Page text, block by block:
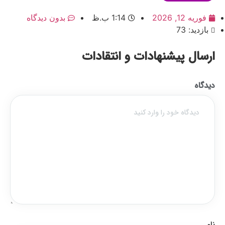
فوریه 12, 2026 1:14 ب.ظ
بدون دیدگاه
بازدید: 73
ارسال پیشنهادات و انتقادات
دیدگاه